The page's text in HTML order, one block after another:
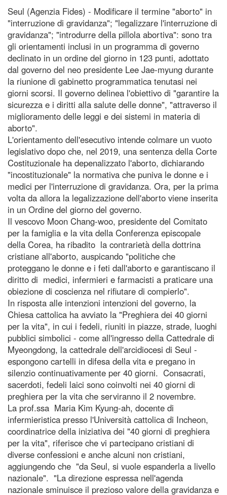
Seul (Agenzia Fides) - Modificare il termine "aborto" in
"interruzione di gravidanza"; "legalizzare l'interruzione di
gravidanza"; "introdurre della pillola abortiva": sono tra
gli orientamenti inclusi in un programma di governo
declinato in un ordine del giorno in 123 punti, adottato
dal governo del neo presidente Lee Jae-myung durante
la riunione di gabinetto programmatica tenutasi nei
giorni scorsi. Il governo delinea l'obiettivo di "garantire la
sicurezza e i diritti alla salute delle donne", "attraverso il
miglioramento delle leggi e dei sistemi in materia di
aborto".
L'orientamento dell'esecutivo intende colmare un vuoto
legislativo dopo che, nel 2019, una sentenza della Corte
Costituzionale ha depenalizzato l'aborto, dichiarando
"incostituzionale" la normativa che puniva le donne e i
medici per l'interruzione di gravidanza. Ora, per la prima
volta da allora la legalizzazione dell'aborto viene inserita
in un Ordine del giorno del governo.
Il vescovo Moon Chang-woo, presidente del Comitato
per la famiglia e la vita della Conferenza episcopale
della Corea, ha ribadito la contrarietà della dottrina
cristiane all'aborto, auspicando "politiche che
proteggano le donne e i feti dall'aborto e garantiscano il
diritto di medici, infermieri e farmacisti a praticare una
obiezione di coscienza nel rifiutare di compierlo".
In risposta alle intenzioni intenzioni del governo, la
Chiesa cattolica ha avviato la "Preghiera dei 40 giorni
per la vita", in cui i fedeli, riuniti in piazze, strade, luoghi
pubblici simbolici - come all'ingresso della Cattedrale di
Myeongdong, la cattedrale dell'arcidiocesi di Seul -
espongono cartelli in difesa della vita e pregano in
silenzio continuativamente per 40 giorni. Consacrati,
sacerdoti, fedeli laici sono coinvolti nei 40 giorni di
preghiera per la vita che serviranno il 2 novembre.
La prof.ssa Maria Kim Kyung-ah, docente di
infermieristica presso l'Università cattolica di Incheon,
coordinatrice della iniziativa dei "40 giorni di preghiera
per la vita", riferisce che vi partecipano cristiani di
diverse confessioni e anche alcuni non cristiani,
aggiungendo che "da Seul, si vuole espanderla a livello
nazionale". "La direzione espressa nell'agenda
nazionale sminuisce il prezioso valore della gravidanza e